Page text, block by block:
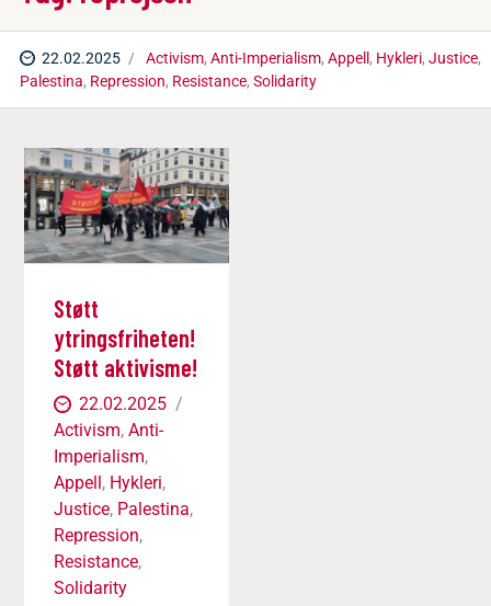
22.02.2025 Activism, Anti-Imperialism, Appell, Hykleri, Justice,
Palestina, Repression, Resistance, Solidarity
Støtt
ytringsfriheten!
Støtt aktivisme!
22.02.2025
Activism,Anti-
Imperialism,
Appell, Hykleri,
Justice, Palestina,
Repression,
Resistance,
Solidarity